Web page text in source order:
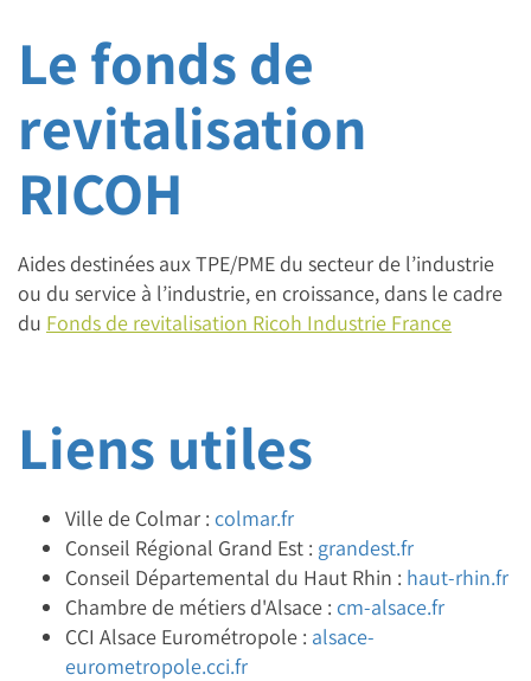
Le fonds de
revitalisation
RICOH
Aides destinées aux TPE/PME du secteur de l’industrie
ou du service à l’industrie, en croissance, dans le cadre
du Fonds de revitalisation Ricoh Industrie France
Liens utiles
Ville de Colmar : colmar.fr
Conseil Régional Grand Est : grandest.fr
Conseil Départemental du Haut Rhin : haut-rhin.fr
Chambre de métiers d'Alsace : cm-alsace.fr
CCI Alsace Eurométropole : alsace-
eurometropole.cci.fr